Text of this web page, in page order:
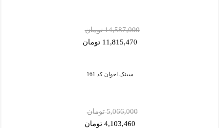
14,587,000 تومان
11,815,470 تومان
سینک اخوان کد 161
5,066,000 تومان
4,103,460 تومان